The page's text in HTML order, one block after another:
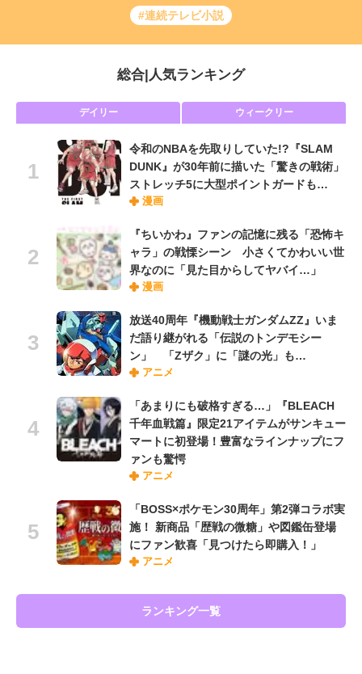
#連続テレビ小説
総合 人気ランキング
デイリー ウィークリー
令和のNBAを先取りしていた!?『SLAM
DUNK』が30年前に描いた「驚きの戦術」
ストレッチ5に大型ポイントガードも…
漫画
『ちいかわ』ファンの記憶に残る「恐怖キ
ャラ」の戦慄シーン 小さくてかわいい世
界なのに「見た目からしてヤバイ…」
漫画
放送40周年『機動戦士ガンダムZZ』いま
だ語り継がれる「伝説のトンデモシー
ン」 「Zザク」に「謎の光」も…
アニメ
「あまりにも破格すぎる…」『BLEACH
千年血戦篇』限定21アイテムがサンキュー
マートに初登場！豊富なラインナップにフ
ァンも驚愕
アニメ
「BOSS×ポケモン30周年」第2弾コラボ実
施！ 新商品「歴戦の微糖」や図鑑缶登場
にファン歓喜「見つけたら即購入！」
アニメ
ランキング一覧